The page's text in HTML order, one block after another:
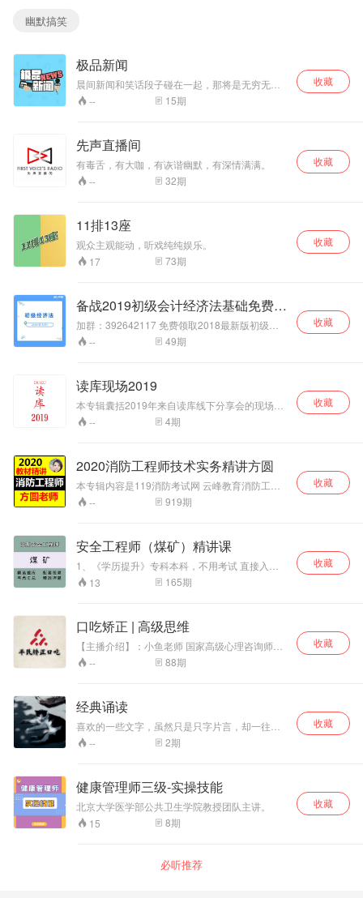
装X，带你灰！
幽默搞笑
极品新闻
晨间新闻和笑话段子碰在一起，那将是无穷无尽
的火花。极品新闻，带你在严肃的新闻世界一起
燃烧，疯癫，狂欢。
-- 15期
收藏
先声直播间
有毒舌，有大咖，有诙谐幽默，有深情满满。
--
32期
收藏
11排13座
观众主观能动，听戏纯纯娱乐。
17
73期
收藏
备战2019初级会计经济法基础免费教
程
加群：392642117 免费领取2018最新版初级会
计经济法职称考证学习实操资料。提示：如见视
频不清晰，请在视频右下角点击超清。 有很多学
现在怎么学能过呀？学了这个，忘了那个，有什
么好的记忆方法？时间短？现在开始做题还是继
续听课？……为了帮助考生们快速解压，高效备
考。会计学堂（初级会计）职称各科授课名师为
大家讲解初级会计经济法的重难点问题，指导学
-- 49期
收藏
读库现场2019
本专辑囊括2019年来自读库线下分享会的现场录
音。 读库现场是出版机构「读库」旗下用于分享
读库线下活动珍贵录音素材的电台品牌。 读库由
科、艺术类图书、童书为核心的出版机构。出版
模式在中国出版界独树一帜，被公认为国内最具
前瞻性和最有影响力的出版机构之一。
-- 4期
收藏
2020消防工程师技术实务精讲方圆
本专辑内容是119消防考试网 云峰教育消防工程
师考试培训，2020年一级注册消防工程师全科通
关高端班直播讲课的部分录音。 观看2020注册消
视频，登录119考试网
-- 919期
收藏
安全工程师（煤矿）精讲课
1、《学历提升》专科本科，不用考试 直接入
学！学信网终身可查！！！ 中专证书直出，全国
唯一网上可查中专毕业证！！！ 2、助理工程
师、安全员代报名、继续教育 4、计算机软考、
普通话、建协八大员、专业监理工程师 5、论文
发表、专利申请、软著代办等 6、物业经理、计
算机一级、二级、网教统考 7、一建、二建、注
安、监理、造价、咨询、中会、初会课程培训 获
13 165期
收藏
口吃矫正 | 高级思维
【主播介绍】：小鱼老师 国家高级心理咨询师、
口吃矫正咨询师 【证件编号】：
GP21LL018022653 【发证机构】：中国国家人
历和经验，告诉你如何用3个月的时间，走出口吃
的恐惧心理和阴影！
-- 88期
收藏
经典诵读
喜欢的一些文字，虽然只是只字片言，却一往深
情。-- 2期
收藏
健康管理师三级-实操技能
北京大学医学部公共卫生学院教授团队主讲。
15
8期
收藏
必听推荐